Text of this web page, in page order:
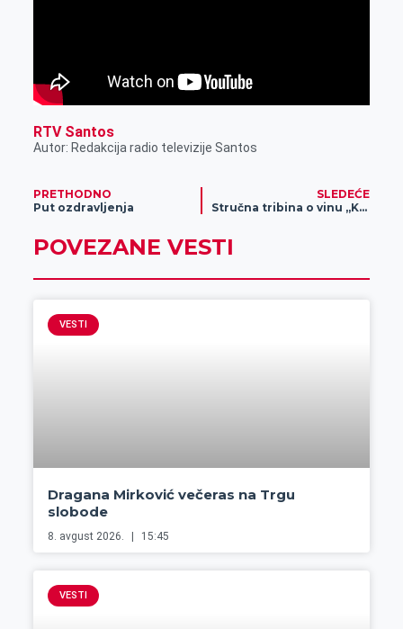
RTV Santos
Autor: Redakcija radio televizije Santos
PRETHODNO
Put ozdravljenja
SLEDEĆE
Stručna tribina o vinu „Kiseonik – prijatelj ili neprijatelj vina“
POVEZANE VESTI
VESTI
Dragana Mirković večeras na Trgu
slobode
8. avgust 2026. 15:45
VESTI